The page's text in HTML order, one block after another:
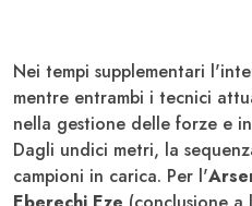
Nei tempi supplementari
mentre entrambi i tecnici
nella gestione delle forze e
Dagli undici metri, la
campioni in carica. Per l'